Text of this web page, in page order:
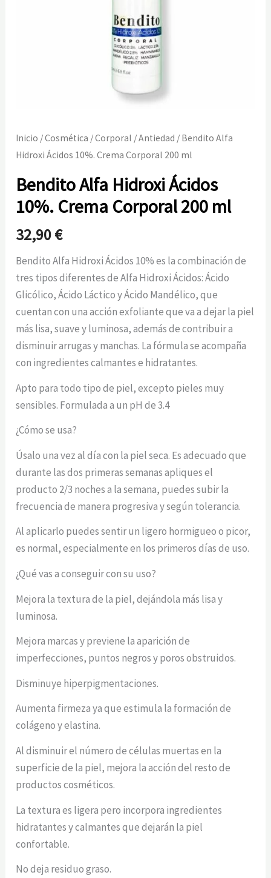
Inicio /Cosmética /Corporal /Antiedad / Bendito Alfa
Hidroxi Ácidos 10%. Crema Corporal 200 ml
Bendito Alfa Hidroxi Ácidos
10%. Crema Corporal 200 ml
32,90€
Bendito Alfa Hidroxi Ácidos 10% es la combinación de
tres tipos diferentes de Alfa Hidroxi Ácidos: Ácido
Glicólico, Ácido Láctico y Ácido Mandélico, que
cuentan con una acción exfoliante que va a dejar la piel
más lisa, suave y luminosa, además de contribuir a
disminuir arrugas y manchas. La fórmula se acompaña
con ingredientes calmantes e hidratantes.
Apto para todo tipo de piel, excepto pieles muy
sensibles. Formulada a un pH de 3.4
¿Cómo se usa?
Úsalo una vez al día con la piel seca. Es adecuado que
durante las dos primeras semanas apliques el
producto 2/3 noches a la semana, puedes subir la
frecuencia de manera progresiva y según tolerancia.
Al aplicarlo puedes sentir un ligero hormigueo o picor,
es normal, especialmente en los primeros días de uso.
¿Qué vas a conseguir con su uso?
Mejora la textura de la piel, dejándola más lisa y
luminosa.
Mejora marcas y previene la aparición de
imperfecciones, puntos negros y poros obstruidos.
Disminuye hiperpigmentaciones.
Aumenta firmeza ya que estimula la formación de
colágeno y elastina.
Al disminuir el número de células muertas en la
superficie de la piel, mejora la acción del resto de
productos cosméticos.
La textura es ligera pero incorpora ingredientes
hidratantes y calmantes que dejarán la piel
confortable.
No deja residuo graso.